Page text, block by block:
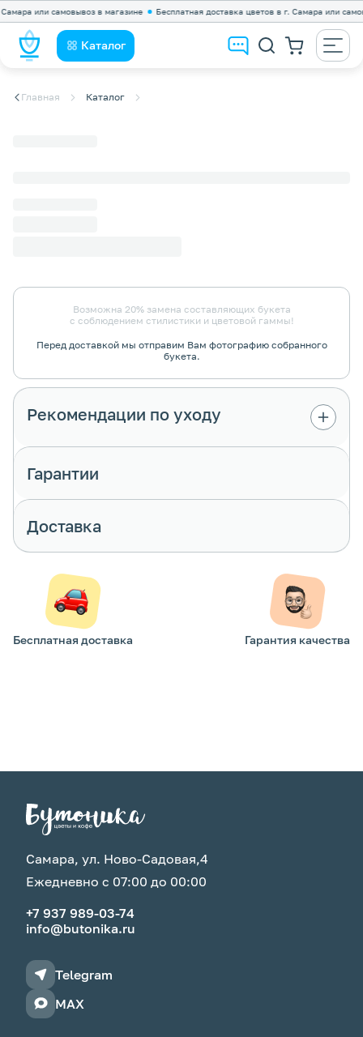
или самовывоз в магазине Бесплатная доставка цветов в г. Самара или
Каталог
Главная Каталог
Возможна 20% замена составляющих букета
с соблюдением стилистики и цветовой гаммы!
Перед доставкой мы отправим Вам фотографию собранного
букета.
Рекомендации по уходу
Гарантии
Доставка
Бесплатная доставка Гарантия качества
Самара, ул. Ново-Садовая,4
Ежедневно с 07:00 до 00:00
+7 937 989-03-74
info@butonika.ru
Telegram
MAX